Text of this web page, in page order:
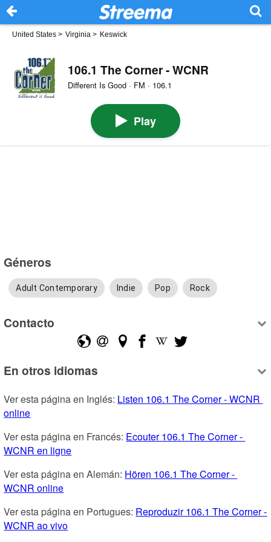
United States > Virginia > Keswick
106.1 The Corner - WCNR
Different Is Good · FM · 106.1
Play
Géneros
Adult Contemporary Indie Pop Rock
Contacto
En otros idiomas
Ver esta página en Inglés: Listen 106.1 The Corner - WCNR
online
Ver esta página en Francés: Ecouter 106.1 The Corner -
WCNR en ligne
Ver esta página en Alemán: Hören 106.1 The Corner -
WCNR online
Ver esta página en Portugues: Reproduzir 106.1 The Corner -
WCNR ao vivo